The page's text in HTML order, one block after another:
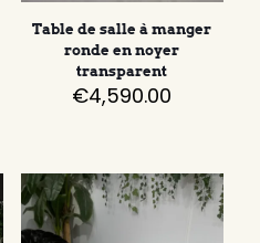
Table de salle à manger
ronde en noyer
transparent
€4,590.00